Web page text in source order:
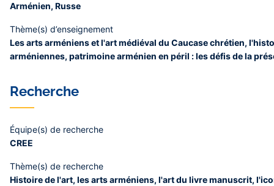
Arménien, Russe
Thème(s) d’enseignement
Les arts arméniens et l'art médiéval du Caucase chrétien,
arméniennes, patrimoine arménien en péril : les défis de la
Recherche
Équipe(s) de recherche
CREE
Thème(s) de recherche
Histoire de l'art, les arts arméniens, l'art du livre manuscrit,